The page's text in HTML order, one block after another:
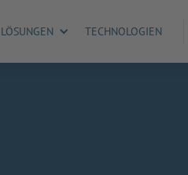
LÖSUNGEN TECHNOLOGIEN